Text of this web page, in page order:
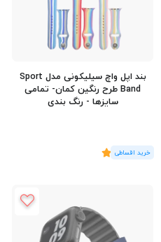
بند اپل واچ سیلیکونی مدل Sport
Band طرح رنگین کمان- تمامی
سایزها - رنگ بندی
(3 رای)
5